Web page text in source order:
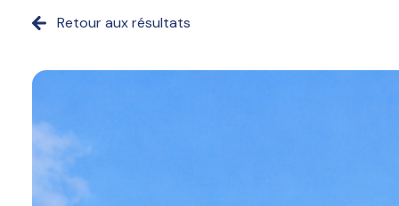
Ventes
Maisons
Appartements
Terrains
Immobilier
Maisons
Appartements
Immobilier
professionnel
Contact
Retour aux résultats